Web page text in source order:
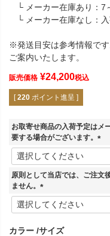
└ メーカー在庫あり：7
└ メーカー在庫なし：入
※発送目安は参考情報で
ご案内いたします。
販売価格 ¥24,200税込
[ 220 ポイント進呈 ]
お取寄せ商品の入荷予定はメ
要する場合がございます。
(
須
原則として当店では、ご注文
ません。
(
必
)
カラー サイズ